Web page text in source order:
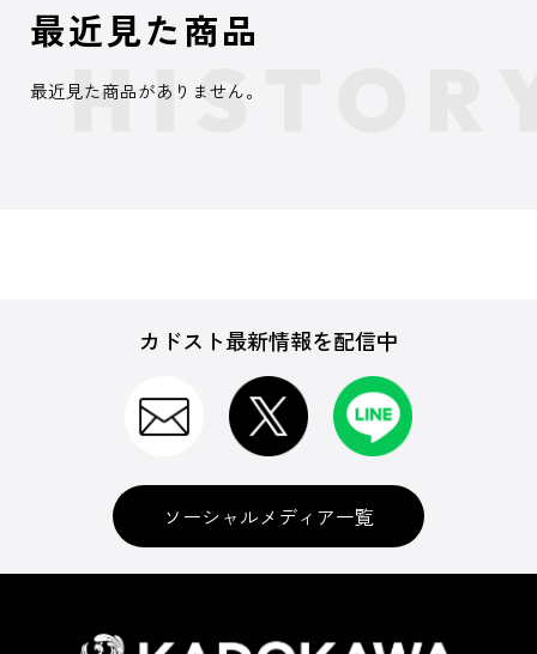
最近見た商品
最近見た商品がありません。
カドスト最新情報を配信中
ソーシャルメディア一覧